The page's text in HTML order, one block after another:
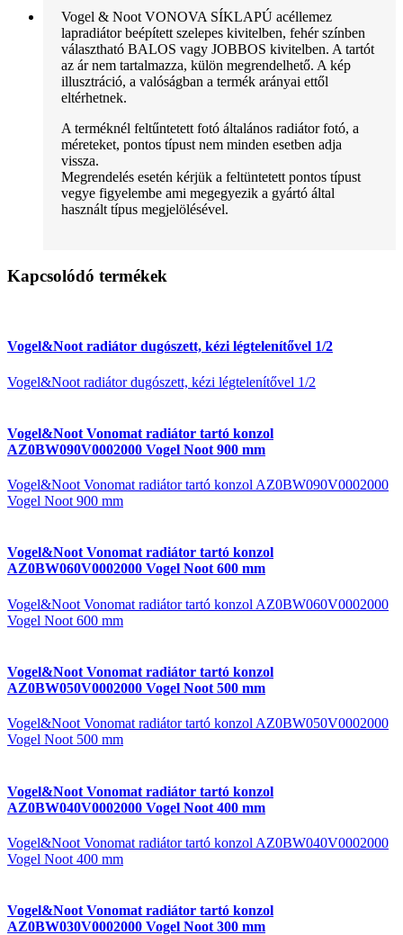
Vogel & Noot VONOVA SÍKLAPÚ acéllemez
lapradiátor beépített szelepes kivitelben, fehér színben
választható BALOS vagy JOBBOS kivitelben. A tartót
az ár nem tartalmazza, külön megrendelhető. A kép
illusztráció, a valóságban a termék arányai ettől
eltérhetnek.
A terméknél feltűntetett fotó általános radiátor fotó, a
méreteket, pontos típust nem minden esetben adja
vissza.
Megrendelés esetén kérjük a feltüntetett pontos típust
vegye figyelembe ami megegyezik a gyártó által
használt típus megjelölésével.
Kapcsolódó termékek
Vogel&Noot radiátor dugószett, kézi légtelenítővel 1/2
Vogel&Noot radiátor dugószett, kézi légtelenítővel 1/2
Vogel&Noot Vonomat radiátor tartó konzol
AZ0BW090V0002000 Vogel Noot 900 mm
Vogel&Noot Vonomat radiátor tartó konzol AZ0BW090V0002000
Vogel Noot 900 mm
Vogel&Noot Vonomat radiátor tartó konzol
AZ0BW060V0002000 Vogel Noot 600 mm
Vogel&Noot Vonomat radiátor tartó konzol AZ0BW060V0002000
Vogel Noot 600 mm
Vogel&Noot Vonomat radiátor tartó konzol
AZ0BW050V0002000 Vogel Noot 500 mm
Vogel&Noot Vonomat radiátor tartó konzol AZ0BW050V0002000
Vogel Noot 500 mm
Vogel&Noot Vonomat radiátor tartó konzol
AZ0BW040V0002000 Vogel Noot 400 mm
Vogel&Noot Vonomat radiátor tartó konzol AZ0BW040V0002000
Vogel Noot 400 mm
Vogel&Noot Vonomat radiátor tartó konzol
AZ0BW030V0002000 Vogel Noot 300 mm